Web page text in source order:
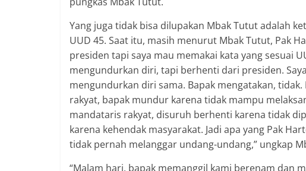
Yang juga tidak bisa dilupakan Mbak Tutut adalah
UUD 45. Saat itu, masih menurut Mbak Tutut, Pak
presiden tapi saya mau memakai kata yang sesuai
mengundurkan diri, tapi berhenti dari presiden.
mengundurkan diri sama. Bapak mengatakan,
rakyat, bapak mundur karena tidak mampu
mandataris rakyat, disuruh berhenti karena tidak
karena kehendak masyarakat. Jadi apa yang Pak
tidak pernah melanggar undang-undang,” ungkap
“Malam hari, bapak memanggil kami berenam dan